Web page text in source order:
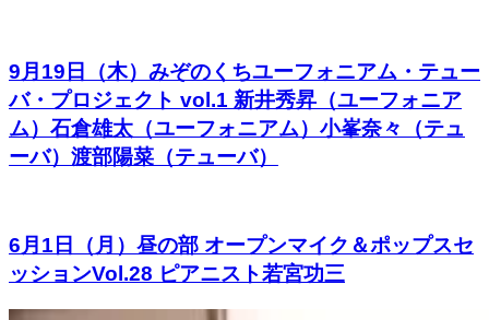
9月19日（木）みぞのくちユーフォニアム・テュー
バ・プロジェクト vol.1 新井秀昇（ユーフォニア
ム）石倉雄太（ユーフォニアム）小峯奈々（テュ
ーバ）渡部陽菜（テューバ）
6月1日（月）昼の部 オープンマイク＆ポップスセ
ッションVol.28 ピアニスト若宮功三